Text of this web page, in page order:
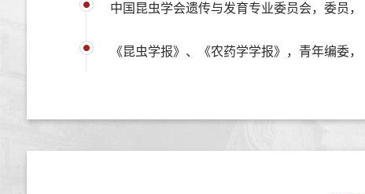
中国昆虫学会遗传与发育专业委员会，委员，
《昆虫学报》、《农药学学报》，青年编委，